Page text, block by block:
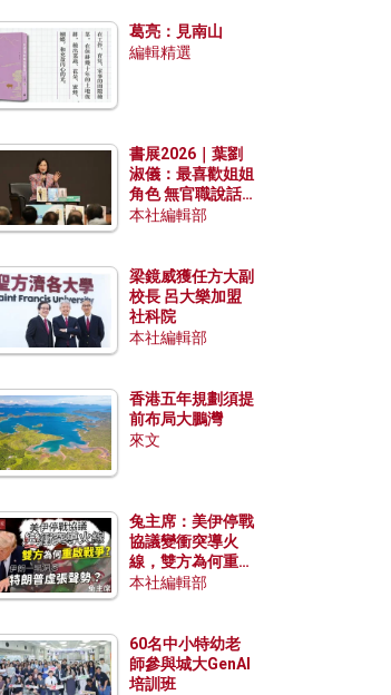
葛亮：見南山
編輯精選
書展2026｜葉劉
淑儀：最喜歡姐姐
角色 無官職說話
包袱少
本社編輯部
梁鏡威獲任方大副
校長 呂大樂加盟
社科院
本社編輯部
香港五年規劃須提
前布局大鵬灣
來文
兔主席：美伊停戰
協議變衝突導火
線，雙方為何重啟
戰爭？伊朗一早洞
本社編輯部
60名中小特幼老
師參與城大GenAI
培訓班